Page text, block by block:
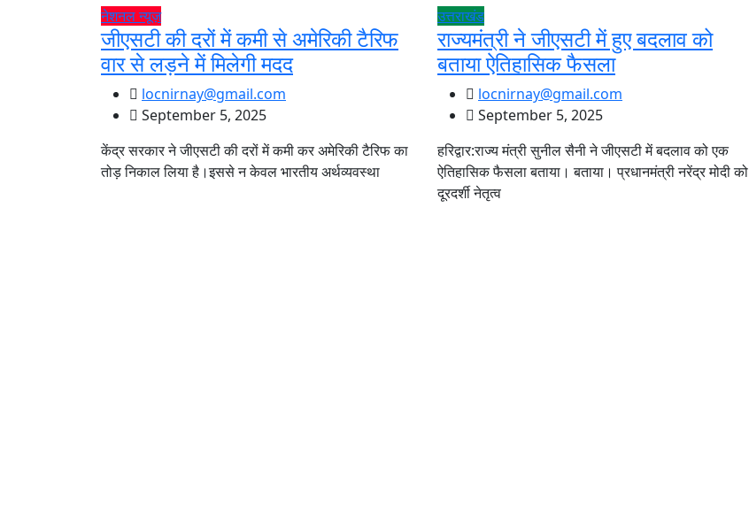
नेशनल न्यूज़
जीएसटी की दरों में कमी से अमेरिकी टैरिफ
वार से लड़ने में मिलेगी मदद
locnirnay@gmail.com
September 5, 2025
केंद्र सरकार ने जीएसटी की दरों में कमी कर अमेरिकी टैरिफ का
तोड़ निकाल लिया है।इससे न केवल भारतीय अर्थव्यवस्था
उत्तराखंड
राज्यमंत्री ने जीएसटी में हुए बदलाव को
बताया ऐतिहासिक फैसला
locnirnay@gmail.com
September 5, 2025
हरिद्वार:राज्य मंत्री सुनील सैनी ने जीएसटी में बदलाव को एक
ऐतिहासिक फैसला बताया। बताया। प्रधानमंत्री नरेंद्र मोदी को
दूरदर्शी नेतृत्व